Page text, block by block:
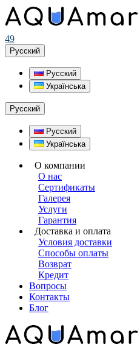
49
Русский
Русский
Українська
Русский
Русский
Українська
О компании
О нас
Сертификаты
Галерея
Услуги
Гарантия
Доставка и оплата
Условия доставки
Способы оплаты
Возврат
Кредит
Вопросы
Контакты
Блог